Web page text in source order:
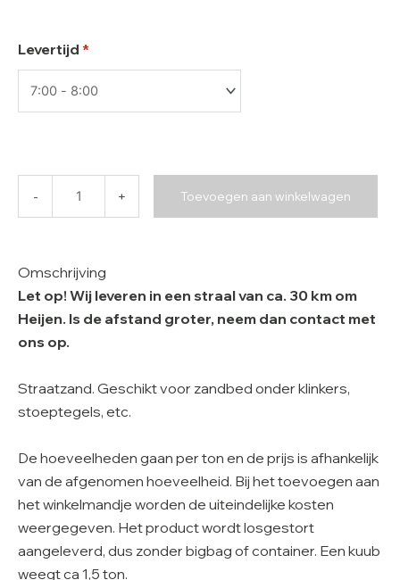
Levertijd *
- + Toevoegen aan winkelwagen
Omschrijving
Let op! Wij leveren in een straal van ca. 30 km om
Heijen. Is de afstand groter, neem dan contact met
ons op.
Straatzand. Geschikt voor zandbed onder klinkers,
stoeptegels, etc.
De hoeveelheden gaan per ton en de prijs is afhankelijk
van de afgenomen hoeveelheid. Bij het toevoegen aan
het winkelmandje worden de uiteindelijke kosten
weergegeven. Het product wordt losgestort
aangeleverd, dus zonder bigbag of container. Een kuub
weegt ca 1,5 ton.